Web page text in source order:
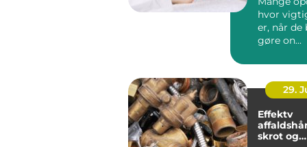
hvor
er, når de
gøre on...
29.
Effektv
skrot og